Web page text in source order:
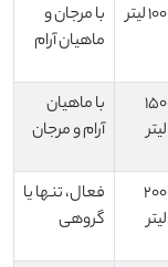
100 لیتر
با مرجان و
ماهیان آرام
150
لیتر
با ماهیان
آرام و مرجان
200
لیتر
فعال، تنها یا
گروهی